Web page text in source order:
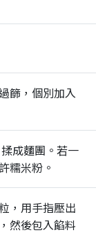
篩，個別加入
成麵團。若一
糯米粉。
，用手指壓出
然後包入餡料